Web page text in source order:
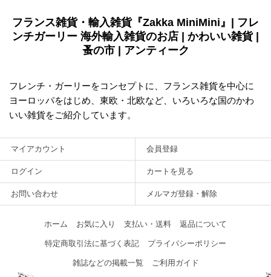
フランス雑貨・輸入雑貨『Zakka MiniMini』| フレ
ンチガーリー 海外輸入雑貨のお店 | かわいい雑貨 |
蚤の市 | アンティーク
フレンチ・ガーリーをコンセプトに、フランス雑貨を中心に
ヨーロッパをはじめ、東欧・北欧など、いろいろな国のかわ
いい雑貨をご紹介しています。
マイアカウント 会員登録
ログイン カートを見る
お問い合わせ メルマガ登録・解除
ホーム お気に入り 支払い・送料 返品について
特定商取引法に基づく表記 プライバシーポリシー
雑誌などの掲載一覧 ご利用ガイド